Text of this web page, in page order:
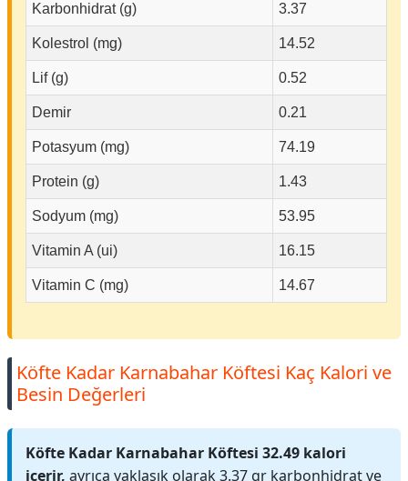
Karbonhidrat (g) 3.37
Kolestrol (mg) 14.52
Lif (g) 0.52
Demir 0.21
Potasyum (mg) 74.19
Protein (g) 1.43
Sodyum (mg) 53.95
Vitamin A (ui) 16.15
Vitamin C (mg) 14.67
Köfte Kadar Karnabahar Köftesi Kaç Kalori ve
Besin Değerleri
Köfte Kadar Karnabahar Köftesi 32.49 kalori
içerir, ayrıca yaklaşık olarak 3.37 gr karbonhidrat ve